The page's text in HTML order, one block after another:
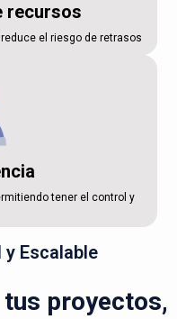
recursos
el riesgo de retrasos
tener el control y
Escalable
proyectos,